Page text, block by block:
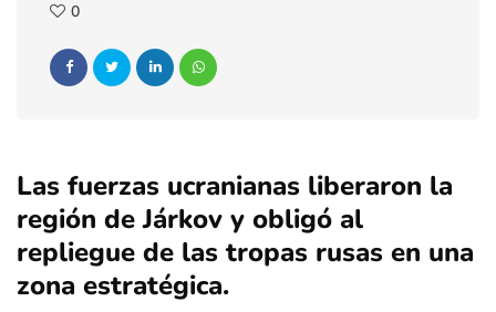
0
Las fuerzas ucranianas liberaron la
región de Járkov y obligó al
repliegue de las tropas rusas en una
zona estratégica.